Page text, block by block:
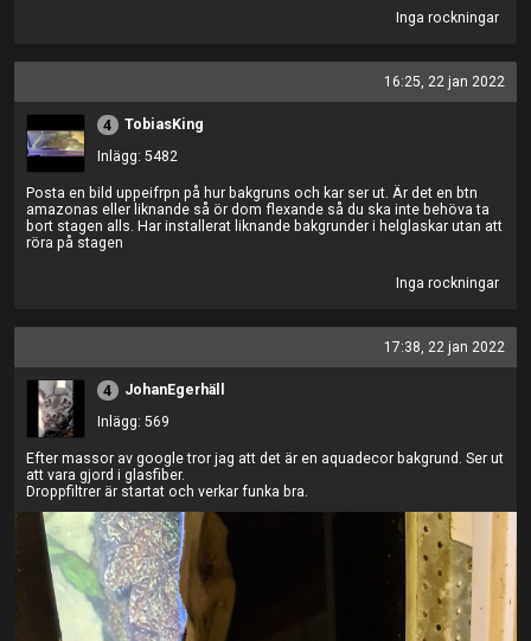
Inga rockningar
16:25, 22 jan 2022
4
TobiasKing
Inlägg: 5482
Posta en bild uppeifrpn på hur bakgruns och kar ser ut. Är det en btn
amazonas eller liknande så ör dom flexande så du ska inte behöva ta
bort stagen alls. Har installerat liknande bakgrunder i helglaskar utan att
röra på stagen
Inga rockningar
17:38, 22 jan 2022
4
JohanEgerhäll
Inlägg: 569
Efter massor av google tror jag att det är en aquadecor bakgrund. Ser ut
att vara gjord i glasfiber.
Droppfiltrer är startat och verkar funka bra.